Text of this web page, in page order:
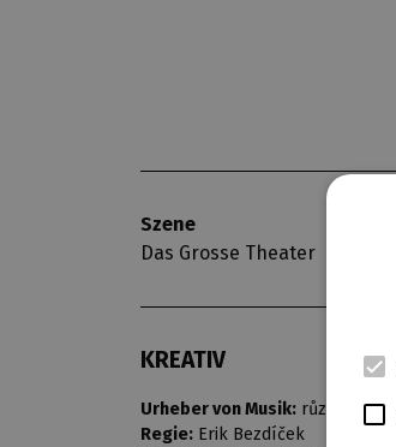
Szene
Das Grosse Theater
KREATIV
Urheber von Musik: různí
Regie: Erik Bezdíček